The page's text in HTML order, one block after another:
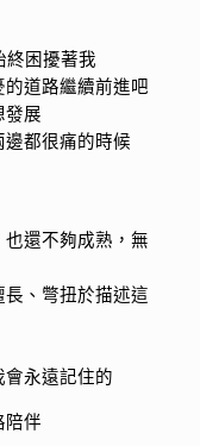
終困擾著我
道路繼續前進吧
發展
都很痛的時候
還不夠成熟，無
、彆扭於描述這
永遠記住的
陪伴